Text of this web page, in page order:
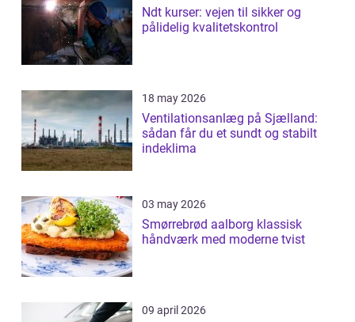
Ndt kurser: vejen til sikker og
pålidelig kvalitetskontrol
18 may 2026
Ventilationsanlæg på Sjælland:
sådan får du et sundt og stabilt
indeklima
03 may 2026
Smørrebrød aalborg klassisk
håndværk med moderne tvist
09 april 2026